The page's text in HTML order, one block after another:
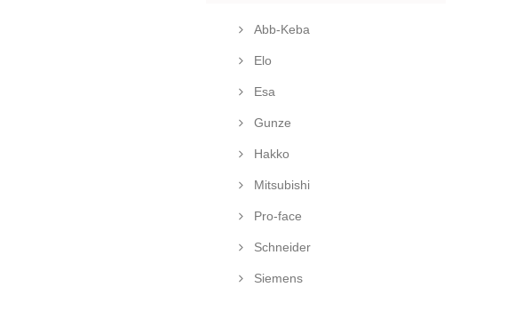
Abb-Keba
Elo
Esa
Gunze
Hakko
Mitsubishi
Pro-face
Schneider
Siemens